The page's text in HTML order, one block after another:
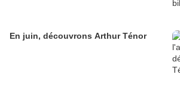
En juin, découvrons Arthur Ténor